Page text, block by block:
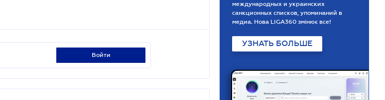
войти
международных и украинских
санкционных списков, упоминаний в
медиа. Нова LIGA360 змінює все!
УЗНАТЬ БОЛЬШЕ